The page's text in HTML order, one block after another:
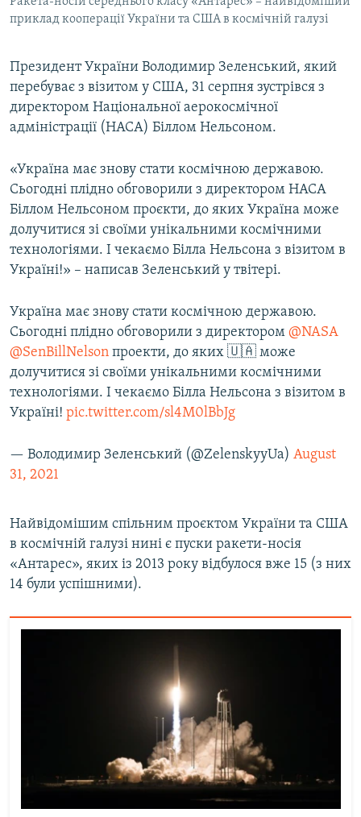
РУС
КТАТ
ДОЛУЧАЙСЯ!
Усі сайти RFE/RL
приклад кооперації України та США в космічній галузі
Президент України Володимир Зеленський, який
перебуває з візитом у США, 31 серпня зустрівся з
директором Національної аерокосмічної
адміністрації (НАСА) Біллом Нельсоном.
«Україна має знову стати космічною державою.
Сьогодні плідно обговорили з директором НАСА
Біллом Нельсоном проєкти, до яких Україна може
долучитися зі своїми унікальними космічними
технологіями. І чекаємо Білла Нельсона з візитом в
Україні!» – написав Зеленський у твітері.
Україна має знову стати космічною державою.
Сьогодні плідно обговорили з директором @NASA
@SenBillNelson проекти, до яких 🇺🇦 може
долучитися зі своїми унікальними космічними
технологіями. І чекаємо Білла Нельсона з візитом в
Україні! pic.twitter.com/sl4M0lBbJg
— Володимир Зеленський (@ZelenskyyUa) August
31, 2021
Найвідомішим спільним проєктом України та США
в космічній галузі нині є пуски ракети-носія
«Антарес», яких із 2013 року відбулося вже 15 (з них
14 були успішними).